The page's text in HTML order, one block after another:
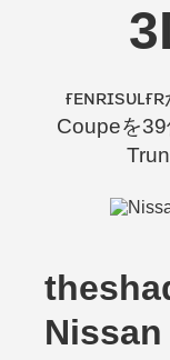
Coupeを
Nissan